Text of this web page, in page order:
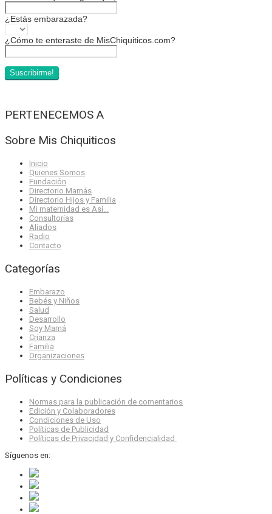
¿Estás embarazada?
¿Cómo te enteraste de MisChiquiticos.com?
PERTENECEMOS A
Sobre Mis Chiquiticos
Inicio
Quienes Somos
Fundación
Directorio Mamás
Directorio Hijos y Familia
Mi maternidad es Así…
Consultorías
Aliados
Radio
Contacto
Categorías
Embarazo
Bebés y Niños
Salud
Desarrollo
Soy Mamá
Crianza
Familia
Organizaciones
Políticas y Condiciones
Normas para la publicación de comentarios
Edición y Colaboradores
Condiciones de Uso
Políticas de Publicidad
Políticas de Privacidad y Confidencialidad
Síguenos en: